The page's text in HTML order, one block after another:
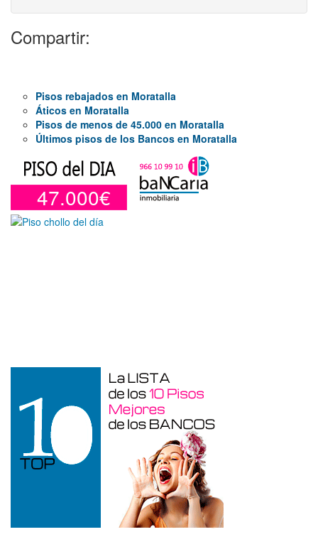
Compartir:
Pisos rebajados en Moratalla
Áticos en Moratalla
Pisos de menos de 45.000 en Moratalla
Últimos pisos de los Bancos en Moratalla
47.000€